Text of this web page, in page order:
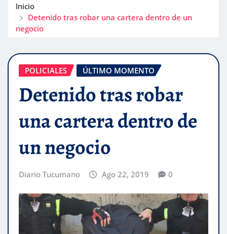
Inicio
Detenido tras robar una cartera dentro de un
negocio
POLICIALES ÚLTIMO MOMENTO
Detenido tras robar
una cartera dentro de
un negocio
Diario Tucumano Ago 22, 2019 0